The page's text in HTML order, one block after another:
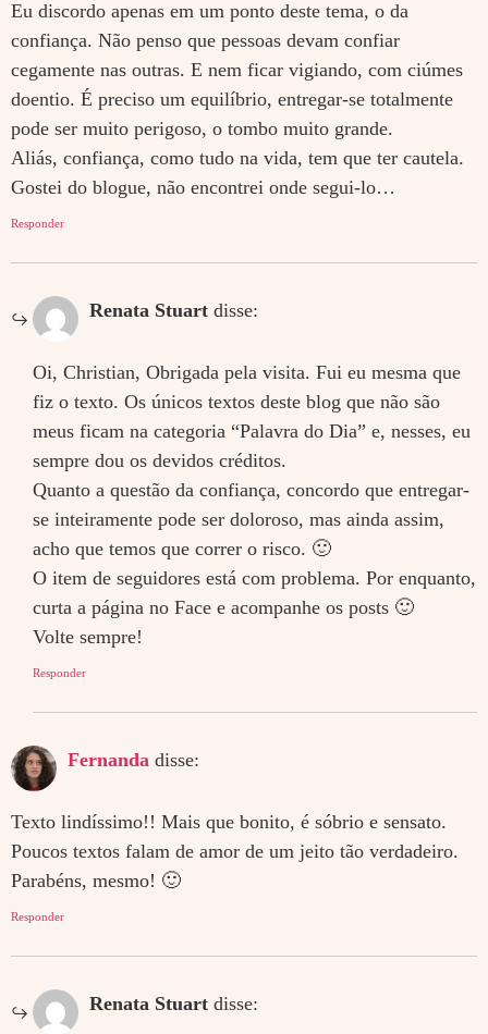
Eu discordo apenas em um ponto deste tema, o da
confiança. Não penso que pessoas devam confiar
cegamente nas outras. E nem ficar vigiando, com ciúmes
doentio. É preciso um equilíbrio, entregar-se totalmente
pode ser muito perigoso, o tombo muito grande.
Aliás, confiança, como tudo na vida, tem que ter cautela.
Gostei do blogue, não encontrei onde segui-lo…
Responder
Renata Stuart disse:
Oi, Christian, Obrigada pela visita. Fui eu mesma que
fiz o texto. Os únicos textos deste blog que não são
meus ficam na categoria “Palavra do Dia” e, nesses, eu
sempre dou os devidos créditos.
Quanto a questão da confiança, concordo que entregar-
se inteiramente pode ser doloroso, mas ainda assim,
acho que temos que correr o risco. 🙂
O item de seguidores está com problema. Por enquanto,
curta a página no Face e acompanhe os posts 🙂
Volte sempre!
Responder
Fernanda disse:
Texto lindíssimo!! Mais que bonito, é sóbrio e sensato.
Poucos textos falam de amor de um jeito tão verdadeiro.
Parabéns, mesmo! 🙂
Responder
Renata Stuart disse: